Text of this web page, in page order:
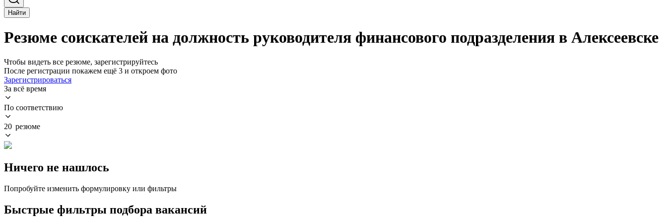
Найти
Резюме соискателей на должность руководителя финансового подразделения в Алексеевске
Чтобы видеть все резюме, зарегистрируйтесь
После регистрации покажем ещё 3 и откроем фото
Зарегистрироваться
За всё время
По соответствию
20 резюме
Ничего не нашлось
Попробуйте изменить формулировку или фильтры
Быстрые фильтры подбора вакансий